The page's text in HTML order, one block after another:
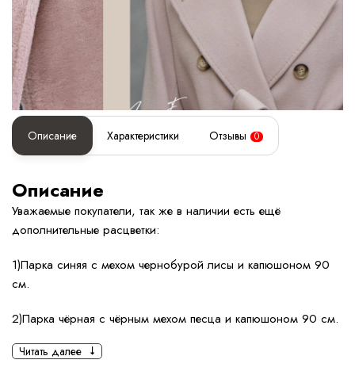
Описание Характеристики Отзывы 0
Описание
Уважаемые покупатели, так же в наличии есть ещё
дополнительные расцветки:
1)Парка синяя с мехом чернобурой лисы и капюшоном 90
см.
2)Парка чёрная с чёрным мехом песца и капюшоном 90 см.
3)Парка коричневая с мехом песца под соболь и
Читать далее